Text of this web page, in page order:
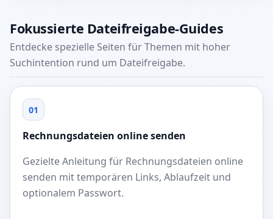
Fokussierte Dateifreigabe-Guides
Entdecke spezielle Seiten für Themen mit hoher
Suchintention rund um Dateifreigabe.
01
Rechnungsdateien online senden
Gezielte Anleitung für Rechnungsdateien online
senden mit temporären Links, Ablaufzeit und
optionalem Passwort.